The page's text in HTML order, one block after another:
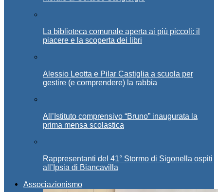
La biblioteca comunale aperta ai più piccoli: il
piacere e la scoperta dei libri
Alessio Leotta e Pilar Castiglia a scuola per
gestire (e comprendere) la rabbia
All’Istituto comprensivo “Bruno” inaugurata la
prima mensa scolastica
Rappresentanti del 41° Stormo di Sigonella ospiti
all’Ipsia di Biancavilla
Associazionismo